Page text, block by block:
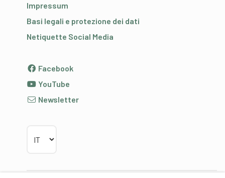
Impressum
Basi legali e protezione dei dati
Netiquette Social Media
Facebook
YouTube
Newsletter